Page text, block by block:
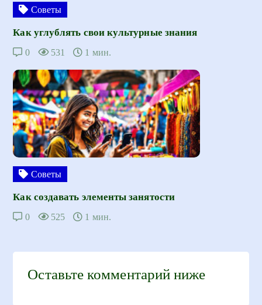
Советы
Как углублять свои культурные знания
0 531 1 мин.
Советы
Как создавать элементы занятости
0 525 1 мин.
Оставьте комментарий ниже